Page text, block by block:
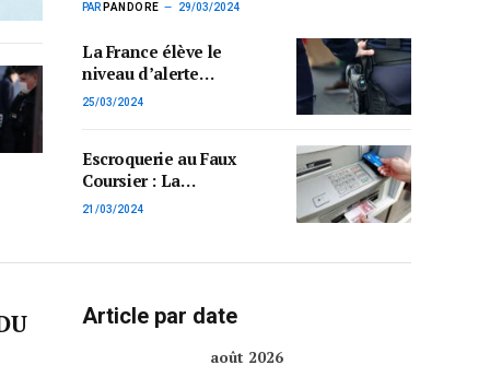
PAR PANDORE 29/03/2024
La France élève le
niveau d’alerte
Vigipirate après
25/03/2024
Escroquerie au Faux
Coursier : La
Gendarmerie Alerte Sur
21/03/2024
Article par date
août 2026